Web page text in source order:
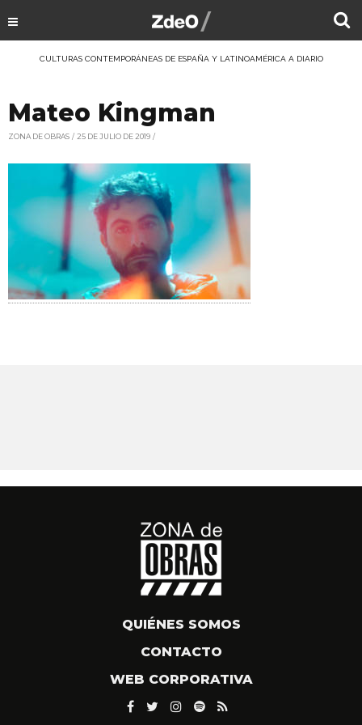
CULTURAS CONTEMPORÁNEAS DE ESPAÑA Y LATINOAMÉRICA A DIARIO
Mateo Kingman
ZONA DE OBRAS 25 DE JULIO DE 2019
QUIÉNES SOMOS
CONTACTO
WEB CORPORATIVA